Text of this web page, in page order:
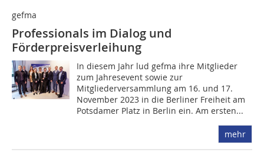
gefma
Professionals im Dialog und
Förderpreisverleihung
In diesem Jahr lud gefma ihre Mitglieder
zum Jahresevent sowie zur
Mitgliederversammlung am 16. und 17.
November 2023 in die Berliner Freiheit am
Potsdamer Platz in Berlin ein. Am ersten...
mehr